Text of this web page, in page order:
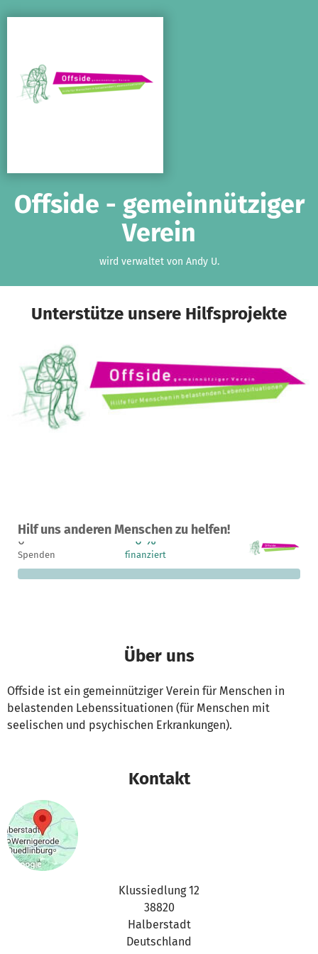
Offside - gemeinnütziger
Verein
wird verwaltet von Andy U.
Unterstütze unsere Hilfsprojekte
Hilf uns anderen Menschen zu helfen!
Ein Projekt in Halberstadt, Deutschland
0
Spenden
0 %
finanziert
5.000 €
fehlen noch
Über uns
Offside ist ein gemeinnütziger Verein für Menschen in
belastenden Lebenssituationen (für Menschen mit
seelischen und psychischen Erkrankungen).
Kontakt
Klussiedlung 12
38820
Halberstadt
Deutschland